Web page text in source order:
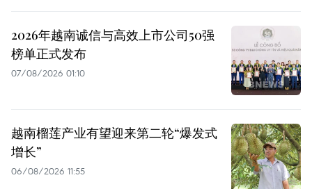
2026年越南诚信与高效上市公司50强
榜单正式发布
07/08/2026 01:10
越南榴莲产业有望迎来第二轮“爆发式
增长”
06/08/2026 11:55